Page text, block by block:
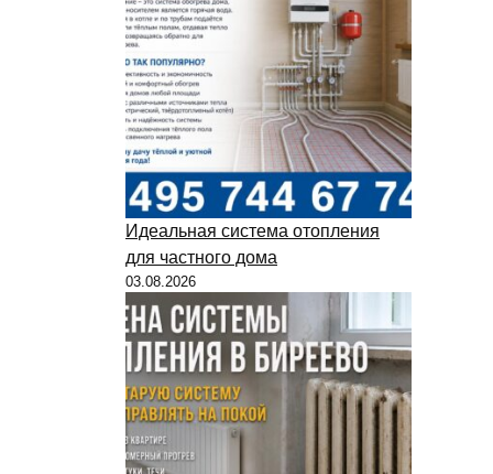
Идеальная система отопления
для частного дома
03.08.2026